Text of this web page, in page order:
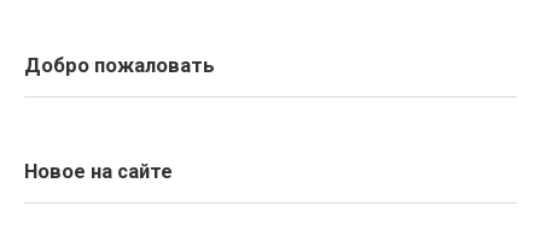
Добро пожаловать
Новое на сайте